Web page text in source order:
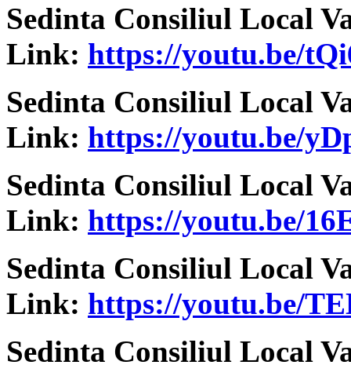
Sedinta Consiliul Local
Link: https://youtu.be/
Sedinta Consiliul Local
Link: https://youtu.be/
Sedinta Consiliul Local
Link: https://youtu.be/
Sedinta Consiliul Local
Link: https://youtu.be/
Sedinta Consiliul Local